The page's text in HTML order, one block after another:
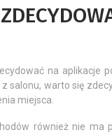
na aplikacje
salonu, warto się
miejsca.
również nie ma